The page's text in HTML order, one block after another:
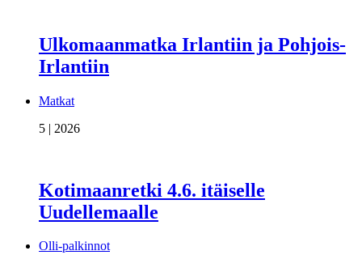
Ulkomaanmatka Irlantiin ja Pohjois-
Irlantiin
Matkat
5 | 2026
Kotimaanretki 4.6. itäiselle
Uudellemaalle
Olli-palkinnot